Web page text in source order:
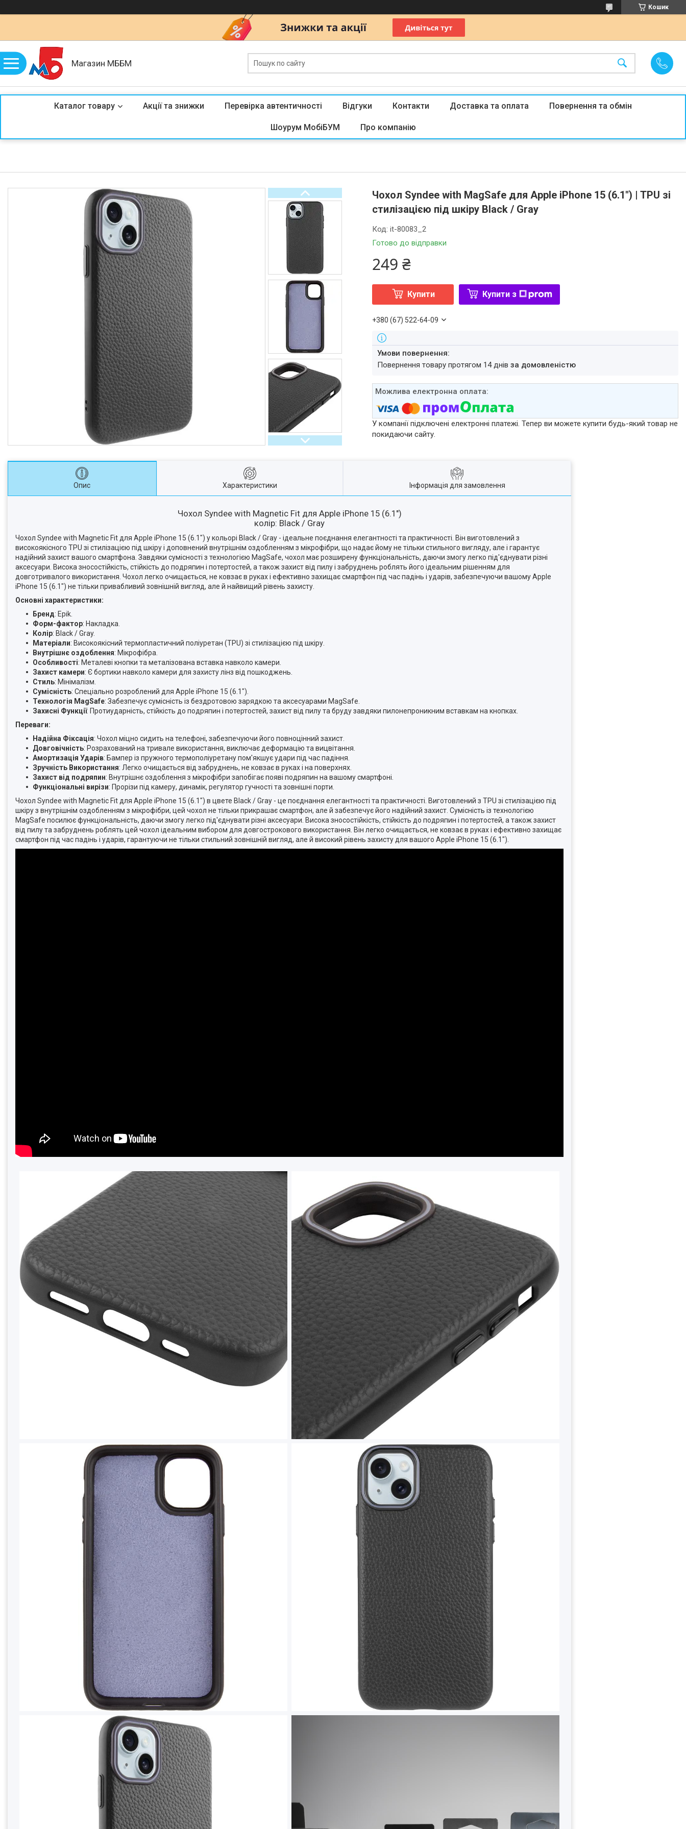
Кошик
Магазин МББМ
Каталог товару Акції та знижки Перевірка автентичності Відгуки Контакти Доставка та оплата Повернення та обмін
Шоурум МобіБУМ Про компанію
Чохол Syndee with MagSafe для Apple iPhone 15 (6.1") | TPU зі
стилізацією під шкіру Black / Gray
Готово до відправки
Код:it-80083_2
249 ₴
Купити Купити з
+380 (67) 522-64-09
повернення товару протягом 14 днівза домовленістю
У компанії підключені електронні платежі. Тепер ви можете купити будь-який товар не
покидаючи сайту.
Опис Характеристики Інформація для замовлення
Чохол Syndee with Magnetic Fit для Apple iPhone 15 (6.1")
колір: Black / Gray
Чохол Syndee with Magnetic Fit для Apple iPhone 15 (6.1") у кольорі Black / Gray - ідеальне поєднання елегантності та практичності. Він виготовлений з
високоякісного TPU зі стилізацією під шкіру і доповнений внутрішнім оздобленням з мікрофібри, що надає йому не тільки стильного вигляду, але і гарантує
надійний захист вашого смартфона. Завдяки сумісності з технологією MagSafe, чохол має розширену функціональність, даючи змогу легко під'єднувати різні
аксесуари. Висока зносостійкість, стійкість до подряпин і потертостей, а також захист від пилу і забруднень роблять його ідеальним рішенням для
довготривалого використання. Чохол легко очищається, не ковзає в руках і ефективно захищає смартфон під час падінь і ударів, забезпечуючи вашому Apple
iPhone 15 (6.1") не тільки привабливий зовнішній вигляд, але й найвищий рівень захисту.
Основні характеристики:
Бренд: Epik.
Форм-фактор: Накладка.
Колір: Black / Gray.
Матеріали: Високоякісний термопластичний поліуретан (TPU) зі стилізацією під шкіру.
Внутрішнє оздоблення: Мікрофібра.
Особливості: Металеві кнопки та металізована вставка навколо камери.
Захист камери: Є бортики навколо камери для захисту лінз від пошкоджень.
Стиль: Мінімалізм.
Сумісність: Спеціально розроблений для Apple iPhone 15 (6.1").
Технологія MagSafe: Забезпечує сумісність із бездротовою зарядкою та аксесуарами MagSafe.
Захисні Функції: Протиударність, стійкість до подряпин і потертостей, захист від пилу та бруду завдяки пилонепроникним вставкам на кнопках.
Переваги:
Надійна Фіксація: Чохол міцно сидить на телефоні, забезпечуючи його повноцінний захист.
Довговічність: Розрахований на тривале використання, виключає деформацію та вицвітання.
Амортизація Ударів: Бампер із пружного термополіуретану пом'якшує удари під час падіння.
Зручність Використання: Легко очищається від забруднень, не ковзає в руках і на поверхнях.
Захист від подряпин: Внутрішнє оздоблення з мікрофібри запобігає появі подряпин на вашому смартфоні.
Функціональні вирізи: Прорізи під камеру, динамік, регулятор гучності та зовнішні порти.
Чохол Syndee with Magnetic Fit для Apple iPhone 15 (6.1") в цвете Black / Gray - це поєднання елегантності та практичності. Виготовлений з TPU зі стилізацією під
шкіру з внутрішнім оздобленням з мікрофібри, цей чохол не тільки прикрашає смартфон, але й забезпечує його надійний захист. Сумісність із технологією
MagSafe посилює функціональність, даючи змогу легко під'єднувати різні аксесуари. Висока зносостійкість, стійкість до подряпин і потертостей, а також захист
від пилу та забруднень роблять цей чохол ідеальним вибором для довгострокового використання. Він легко очищається, не ковзає в руках і ефективно захищає
смартфон під час падінь і ударів, гарантуючи не тільки стильний зовнішній вигляд, але й високий рівень захисту для вашого Apple iPhone 15 (6.1").